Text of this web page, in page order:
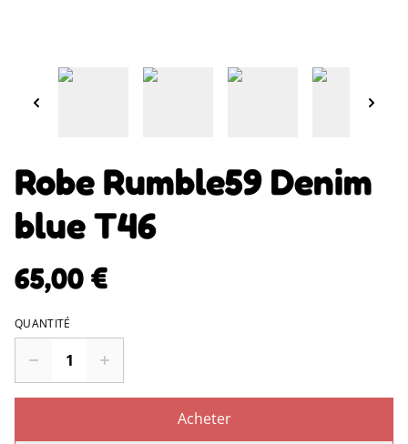
Robe Rumble59 Denim
blue T46
65,00 €
QUANTITÉ
Acheter